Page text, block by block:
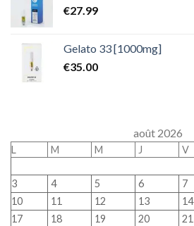
€27.99
Gelato 33 [1000mg]
€35.00
août 2026
L M M J V
3
4 5 6 7
10
11 12 13 14
17
18 19 20 21